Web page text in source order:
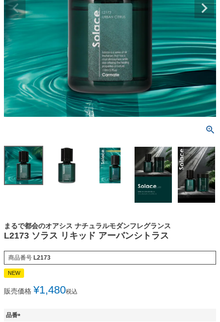
まるで都会のオアシス ナチュラルモダンフレグランス
L2173 ソラス リキッド アーバンシトラス
商品番号 L2173
NEW
販売価格 ¥1,480税込
品番